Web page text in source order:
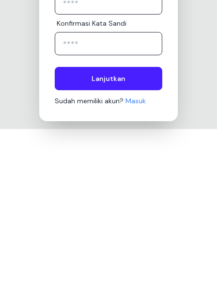
Konfirmasi Kata Sandi
Lanjutkan
Sudah memiliki akun? Masuk